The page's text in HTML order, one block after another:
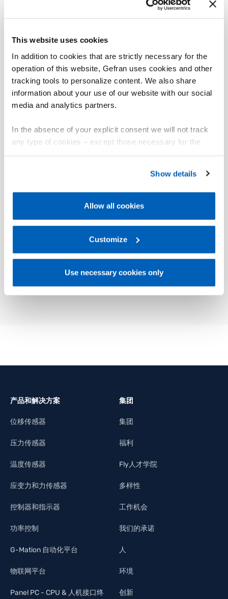
This website uses cookies
In addition to cookies that are strictly necessary for the
operation of this website, Gefran uses cookies and other
tracking tools to personalize content. We also share
information about your use of our website with our social
media and analytics partners.
In the absence of your explicit consent we will not track
any type of cookies – except those necessary for the
Gefran - Cookie
policy.
regarding processing of personal data, at the following
Gefran - Privacy Policy.
Show details
Allow all cookies
Customize
Use necessary cookies only
入用于功能，例如报警阀值复位、峰值复位、校验检定、
保持、报警设定点选择。可配置输出（最多4个）是继电
仪表管理功能例如保存最大峰值、最小峰值、最大-最小峰
值。
可选择光电隔离的模拟量输出可用于转发输入值或是峰
值。
报警
4 (10)个完全配置报警点。
MD8拓展替换输出3和4，额外增加8个设定点。
数位通信。
产品和解决方案
位移传感器
压力传感器
温度传感器
应变力和力传感器
控制器和指示器
功率控制
G-Mation 自动化平台
物联网平台
Panel PC - CPU & 人机接口终
集团
集团
福利
Fly人才学院
多样性
工作机会
我们的承诺
人
环境
创新